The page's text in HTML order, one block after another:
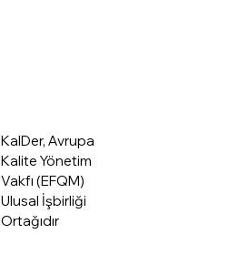
KalDer, Avrupa
Kalite Yönetim
Vakfı (EFQM)
Ulusal İşbirliği
Ortağıdır